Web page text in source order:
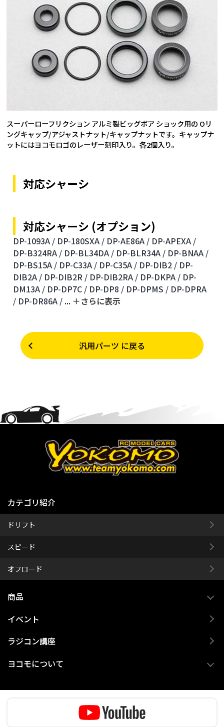
スーパーローフリクション アルミ製ビッグボア ショック用の Oリ
ングキャップ/アジャストナット/キャップナットです。キャップナ
ットにはヨコモロゴのレーザー刻印入り。各2個入り。
対応シャーシ
対応シャーシ (オプション)
DP-1093A / DP-180SXA / DP-AE86A / DP-APEXA /
DP-B324RA / DP-BL34DA / DP-BLR34A / DP-BNAA /
DP-BS15A / DP-C33A / DP-C35A / DP-DIB2 / DP-
DIB2A / DP-DIB2R / DP-DIB2RA / DP-DKPA / DP-
DM13A / DP-DP7C / DP-DP8 / DP-DPMS / DP-DPRA
/ DP-DR86A / ... ＋さらに表⽰
汎用パーツ に戻る
カテゴリ紹介
ドリフト
スピード
オフロード
商品
イベント
ラジコン講座
ヨコモについて